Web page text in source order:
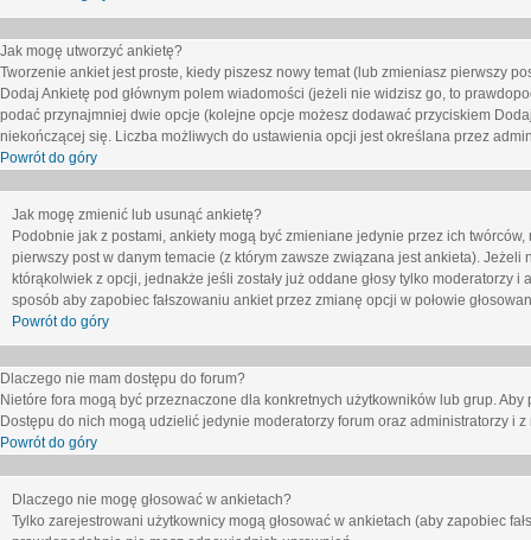
Jak mogę utworzyć ankietę?
Tworzenie ankiet jest proste, kiedy piszesz nowy temat (lub zmieniasz pierwszy
Dodaj Ankietę pod głównym polem wiadomości (jeżeli nie widzisz go, to
podać przynajmniej dwie opcje (kolejne opcje możesz dodawać przyciskiem
niekończącej się. Liczba możliwych do ustawienia opcji jest określana przez
Powrót do góry
Jak mogę zmienić lub usunąć ankietę?
Podobnie jak z postami, ankiety mogą być zmieniane jedynie przez ich
pierwszy post w danym temacie (z którym zawsze związana jest ankieta).
którąkolwiek z opcji, jednakże jeśli zostały już oddane głosy tylko
sposób aby zapobiec fałszowaniu ankiet przez zmianę opcji w połowie
Powrót do góry
Dlaczego nie mam dostępu do forum?
Nietóre fora mogą być przeznaczone dla konkretnych użytkowników lub grup.
Dostępu do nich mogą udzielić jedynie moderatorzy forum oraz administratorzy i
Powrót do góry
Dlaczego nie mogę głosować w ankietach?
Tylko zarejestrowani użytkownicy mogą głosować w ankietach (aby zapobiec